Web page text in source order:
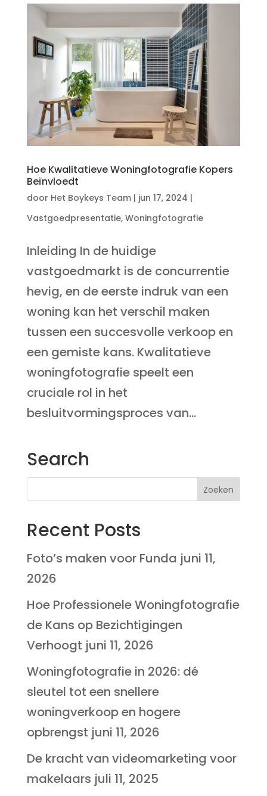
Hoe Kwalitatieve Woningfotografie Kopers
Beïnvloedt
door Het Boykeys Team| jun 17, 2024 |
Vastgoedpresentatie, Woningfotografie
Inleiding In de huidige
vastgoedmarkt is de concurrentie
hevig, en de eerste indruk van een
woning kan het verschil maken
tussen een succesvolle verkoop en
een gemiste kans. Kwalitatieve
woningfotografie speelt een
cruciale rol in het
besluitvormingsproces van...
Search
Recent Posts
Foto’s maken voor Funda juni 11,
2026
Hoe Professionele Woningfotografie
de Kans op Bezichtigingen
Verhoogt juni 11, 2026
Woningfotografie in 2026: dé
sleutel tot een snellere
woningverkoop en hogere
opbrengst juni 11, 2026
De kracht van videomarketing voor
makelaars juli 11, 2025